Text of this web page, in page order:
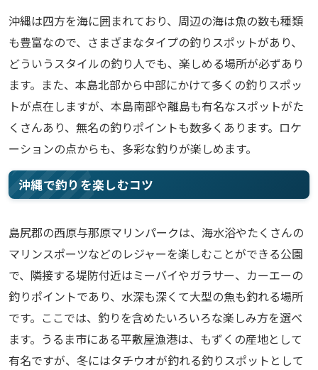
沖縄は四方を海に囲まれており、周辺の海は魚の数も種類
も豊富なので、さまざまなタイプの釣りスポットがあり、
どういうスタイルの釣り人でも、楽しめる場所が必ずあり
ます。また、本島北部から中部にかけて多くの釣りスポッ
トが点在しますが、本島南部や離島も有名なスポットがた
くさんあり、無名の釣りポイントも数多くあります。ロケ
ーションの点からも、多彩な釣りが楽しめます。
沖縄で釣りを楽しむコツ
島尻郡の西原与那原マリンパークは、海水浴やたくさんの
マリンスポーツなどのレジャーを楽しむことができる公園
で、隣接する堤防付近はミーバイやガラサー、カーエーの
釣りポイントであり、水深も深くて大型の魚も釣れる場所
です。ここでは、釣りを含めたいろいろな楽しみ方を選べ
ます。うるま市にある平敷屋漁港は、もずくの産地として
有名ですが、冬にはタチウオが釣れる釣りスポットとして